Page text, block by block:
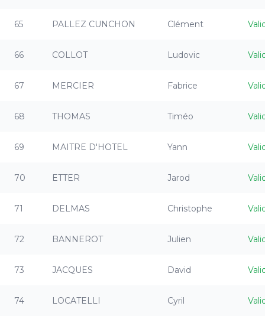
65 PALLEZ CUNCHON Clément
66 COLLOT Ludovic
67 MERCIER Fabrice
68 THOMAS Timéo
69 MAITRE D'HOTEL Yann
70 ETTER Jarod
71 DELMAS Christophe
72 BANNEROT Julien
73 JACQUES David
74 LOCATELLI Cyril